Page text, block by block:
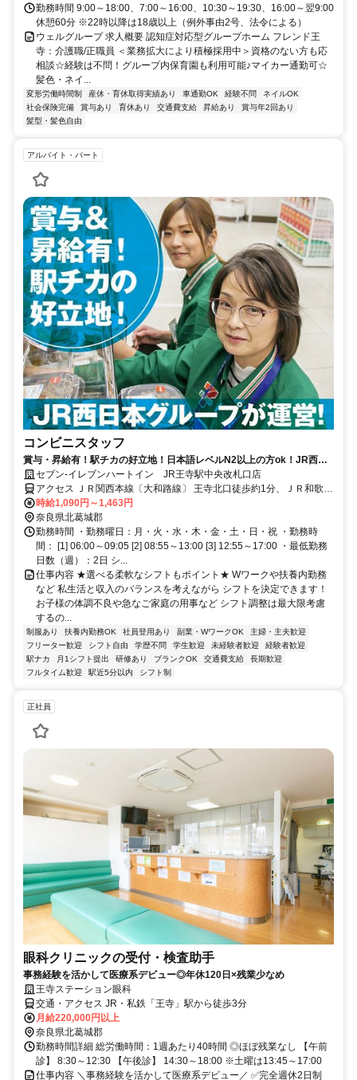
勤務時間 9:00～18:00、7:00～16:00、10:30～19:30、16:00～翌9:00
休憩60分 ※22時以降は18歳以上（例外事由2号、法令による）
ウェルグループ 求人概要 認知症対応型グループホーム フレンド王
寺：介護職/正職員 ＜業務拡大により積極採用中＞資格のない方も応
相談☆経験は不問！グループ内保育園も利用可能♪マイカー通勤可☆
髪色・ネイ...
変形労働時間制 産休・育休取得実績あり 車通勤OK 経験不問
ネイルOK
社会保険完備
賞与あり 育休あり 交通費支給 昇給あり
賞与年2回あり
髪型・髪色自由
アルバイト・パート
コンビニスタッフ
賞与・昇給有！駅チカの好立地！日本語レベルN2以上の方ok！JR西日
本グループ会社運営で安定度抜群！
セブン-イレブンハートイン JR王寺駅中央改札口店
アクセス ＪＲ関西本線〔大和路線〕 王寺北口徒歩約1分、ＪＲ和歌山
線 王寺北口徒歩約1分、近鉄田原本線 新王寺徒歩約1分
時給1,090円～1,463円
奈良県北葛城郡
勤務時間 ・勤務曜日：月・火・水・木・金・土・日・祝 ・勤務時
間： [1] 06:00～09:05 [2] 08:55～13:00 [3] 12:55～17:00 ・最低勤務
日数（週）：2日 シ...
仕事内容 ★選べる柔軟なシフトもポイント★ Wワークや扶養内勤務
など 私生活と収入のバランスを考えながら シフトを決定できます！
お子様の体調不良や急なご家庭の用事など シフト調整は最大限考慮
するの...
制服あり 扶養内勤務OK 社員登用あり 副業・WワークOK
主婦・主夫歓迎
フリーター歓迎
シフト自由 学歴不問 学生歓迎 未経験者歓迎
経験者歓迎
駅ナカ
月1シフト提出 研修あり ブランクOK 交通費支給
長期歓迎
フルタイム歓迎
駅近5分以内 シフト制
正社員
眼科クリニックの受付・検査助手
事務経験を活かして医療系デビュー◎年休120日×残業少なめ
王寺ステーション眼科
交通・アクセス JR・私鉄「王寺」駅から徒歩3分
月給220,000円以上
奈良県北葛城郡
勤務時間詳細 総労働時間：1週あたり40時間 ◎ほぼ残業なし 【午前
診】 8:30～12:30 【午後診】 14:30～18:00 ※土曜は13:45～17:00
仕事内容 ＼事務経験を活かして医療系デビュー／ ✅完全週休2日制